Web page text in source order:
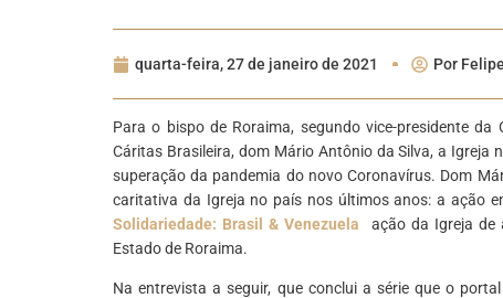
quarta-feira, 27 de janeiro de 2021 Por
Para o bispo de Roraima, segundo vice-presidente
Cáritas Brasileira, dom Mário Antônio da Silva, a
superação da pandemia do novo Coronavírus. Dom
caritativa da Igreja no país nos últimos anos: a ação
Solidariedade: Brasil & Venezuela
ação da Igreja
Estado de Roraima.
Na entrevista a seguir, que conclui a série que o